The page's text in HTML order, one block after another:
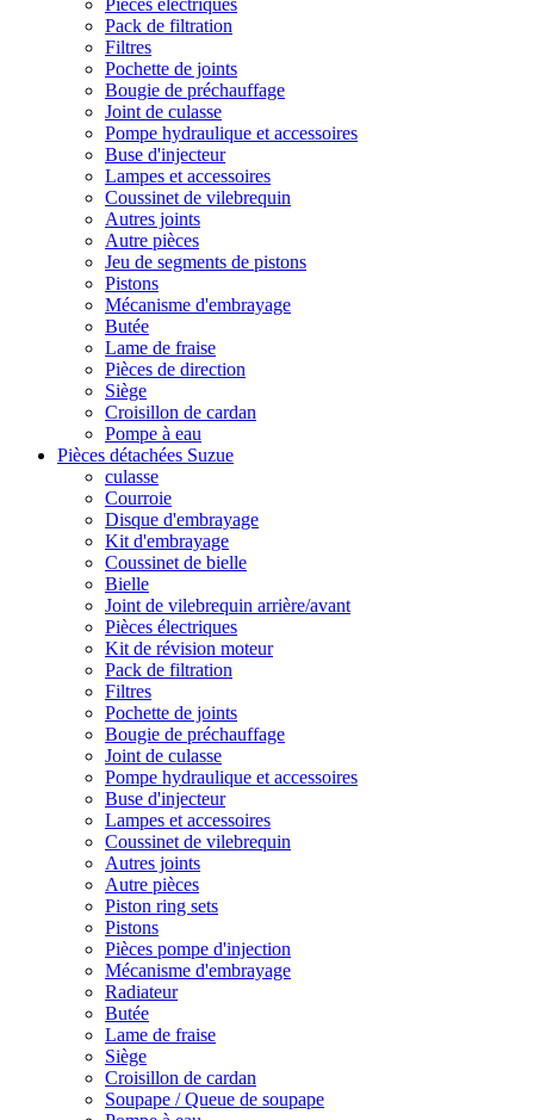
Pièces électriques
Pack de filtration
Filtres
Pochette de joints
Bougie de préchauffage
Joint de culasse
Pompe hydraulique et accessoires
Buse d'injecteur
Lampes et accessoires
Coussinet de vilebrequin
Autres joints
Autre pièces
Jeu de segments de pistons
Pistons
Mécanisme d'embrayage
Butée
Lame de fraise
Pièces de direction
Siège
Croisillon de cardan
Pompe à eau
Pièces détachées Suzue
culasse
Courroie
Disque d'embrayage
Kit d'embrayage
Coussinet de bielle
Bielle
Joint de vilebrequin arrière/avant
Pièces électriques
Kit de révision moteur
Pack de filtration
Filtres
Pochette de joints
Bougie de préchauffage
Joint de culasse
Pompe hydraulique et accessoires
Buse d'injecteur
Lampes et accessoires
Coussinet de vilebrequin
Autres joints
Autre pièces
Piston ring sets
Pistons
Pièces pompe d'injection
Mécanisme d'embrayage
Radiateur
Butée
Lame de fraise
Siège
Croisillon de cardan
Soupape / Queue de soupape